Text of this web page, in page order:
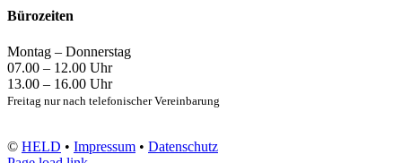
Bürozeiten
Montag – Donnerstag
07.00 – 12.00 Uhr
13.00 – 16.00 Uhr
Freitag nur nach telefonischer Vereinbarung
© HELD • Impressum • Datenschutz